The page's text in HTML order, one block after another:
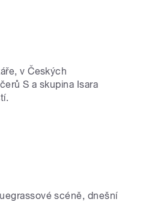
v Českých
S a skupina Isara
scéně, dnešní